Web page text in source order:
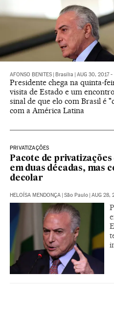
AFONSO BENITES Brasília AUG 30, 2017 -
Presidente chega na quinta-
visita de Estado e um
sinal de que elo com Brasil é
com a América Latina
PRIVATIZAÇÕES
Pacote de
em duas décadas, mas
decolar
HELOÍSA MENDONÇA São Paulo AUG 28,